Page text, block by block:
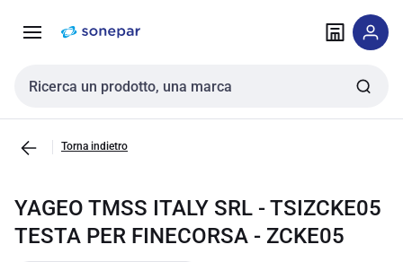
navigazione alla
Cerca input
Torna indietro
YAGEO TMSS ITALY SRL - TSIZCKE05
TESTA PER FINECORSA - ZCKE05